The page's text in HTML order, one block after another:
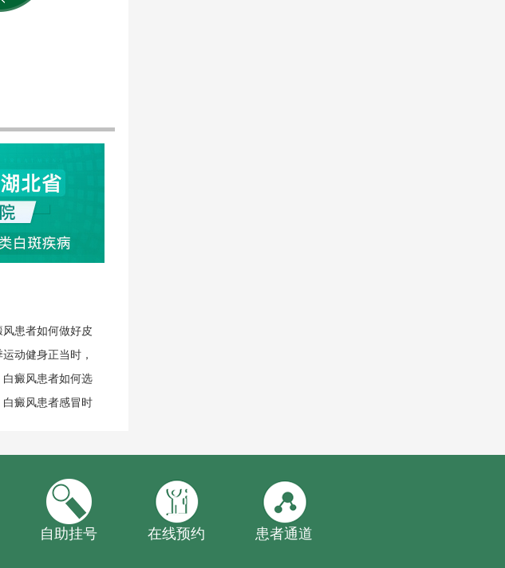
患者如何做好皮
动健身正当时，
癜风患者如何选
癜风患者感冒时
自助挂号 在线预约 患者通道